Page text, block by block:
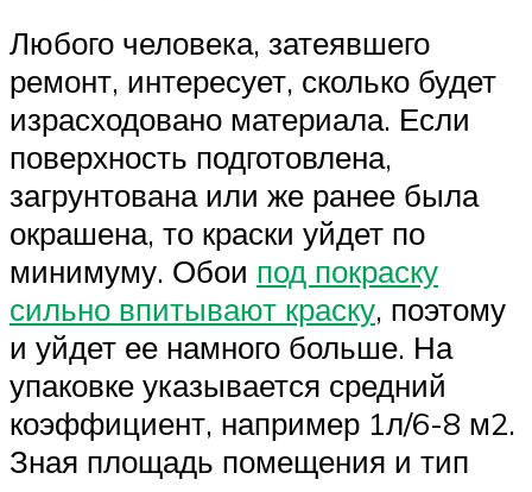
Любого человека, затеявшего
ремонт, интересует, сколько будет
израсходовано материала. Если
поверхность подготовлена,
загрунтована или же ранее была
окрашена, то краски уйдет по
минимуму. Обои под покраску
сильно впитывают краску, поэтому
и уйдет ее намного больше. На
упаковке указывается средний
коэффициент, например 1л/6-8 м2.
Зная площадь помещения и тип